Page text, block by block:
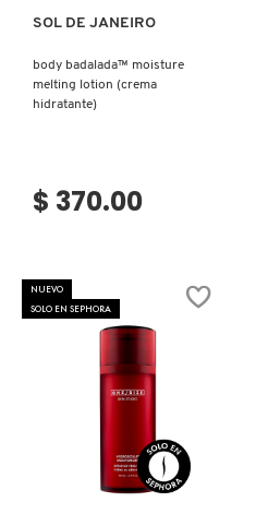
SOL DE JANEIRO
body badalada™ moisture
melting lotion (crema
hidratante)
$ 370.00
NUEVO
SOLO EN SEPHORA
Ver más